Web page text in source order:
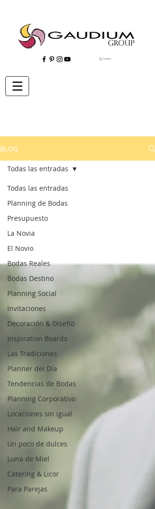
Carrito
"Gaudium, Eventos Corporativos, Wedding Planner, Eventos, Quito"
BLOG
Todas las entradas
Planning de Bodas
Presupuesto
La Novia
El Novio
Bodas Reales
Bodas Destino
Planning Social
Invitaciones
Decoración & Diseño
Inspiration Boards
Las Tradiciones
Planner del Día
Tendencias de Bodas
Planning Corporativo
Locaciones sin igual
Hair and Makeup
Un poco de dulces
Luna de Miel
Catering & Licor
Para Parejas
Todas las entradas